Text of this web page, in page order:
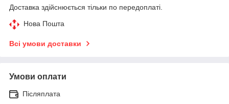
Доставка здійснюється тільки по передоплаті.
Нова Пошта
Всі умови доставки
Умови оплати
Післяплата